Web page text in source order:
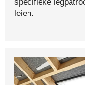
specifieke
leien.